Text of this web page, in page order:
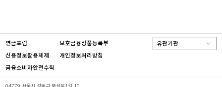
연금포럼
보호금융상품등록부
신용정보활용체제
개인정보처리방침
금융소비자안전수칙
유관기관